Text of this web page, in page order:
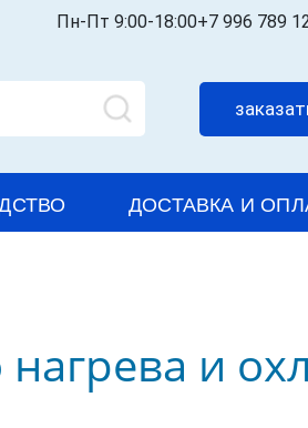
Пн-Пт 9:00-18:00+7 996 789
ДОСТАВКА И
и